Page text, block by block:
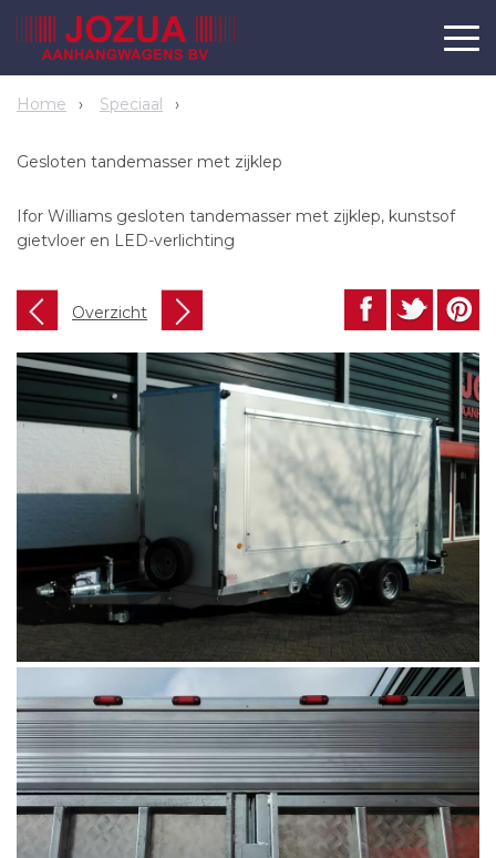
Home Speciaal
Gesloten tandemasser met zijklep
Ifor Williams gesloten tandemasser met zijklep, kunstsof
gietvloer en LED-verlichting
Overzicht